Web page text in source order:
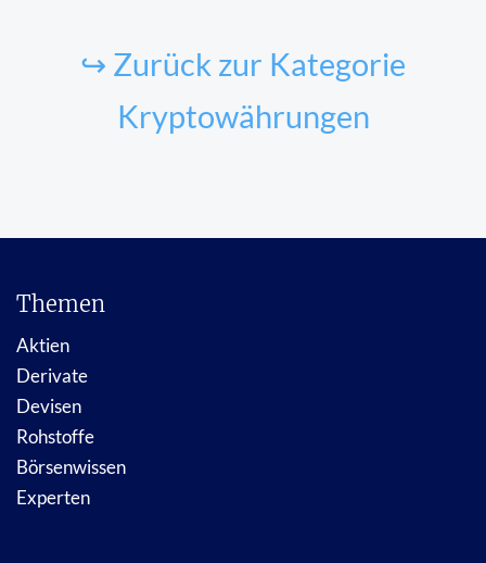
↪ Zurück zur Kategorie
Kryptowährungen
Themen
Aktien
Derivate
Devisen
Rohstoffe
Börsenwissen
Experten